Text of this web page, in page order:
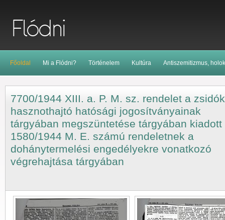
Főoldal Mi a Flódni? Történelem Kultúra Antiszemitizmus,
7700/1944 XIII. a. P. M. sz. rendelet a zsidók
hasznothajtó hatósági jogosítványainak
tárgyában megszüntetése tárgyában kiadott
1580/1944 M. E. számú rendeletnek a
dohánytermelési engedélyekre vonatkozó
végrehajtása tárgyában